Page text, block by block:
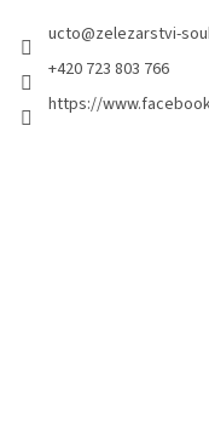
ucto@zelezarstvi-
+420 723 803 766
https://